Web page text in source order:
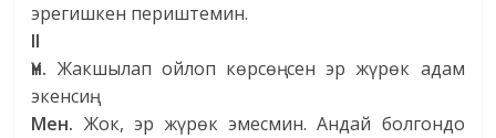
эрегишкен периштемин.
II
Үн. Жакшылап ойлоп көрсөң сен эр жүрөк адам
экенсиң.
Мен. Жок, эр жүрөк эмесмин. Андай болгондо